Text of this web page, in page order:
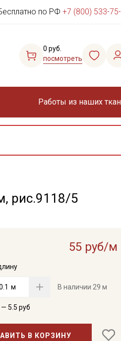
по РФ +7 (800) 533-
0 руб.
посмотреть
Работы из наших
рис.9118/5
55 руб/м
м В наличии 29 м
— 5.5 руб
В КОРЗИНУ